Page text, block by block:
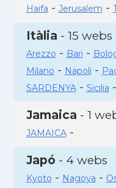
Haifa - Jerusalem -
Itàlia - 15 webs
Arezzo - Bari -
Milano - Napoli -
SARDENYA- Sicilia -
Jamaica - 1
JAMAICA-
Japó - 4 webs
Kyoto - Nagoya -